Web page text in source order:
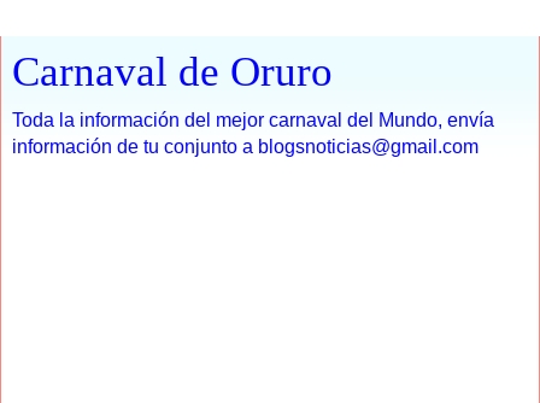
Carnaval de Oruro
Toda la información del mejor carnaval del Mundo, envía
información de tu conjunto a blogsnoticias@gmail.com